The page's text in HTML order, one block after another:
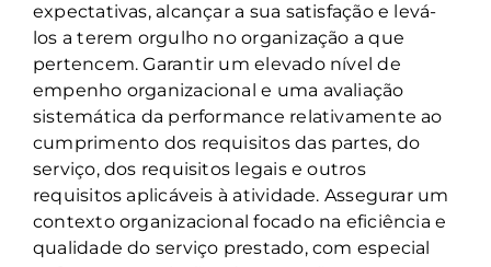
Loja
expectativas, alcançar a sua satisfação e levá-
los a terem orgulho no organização a que
pertencem. Garantir um elevado nível de
empenho organizacional e uma avaliação
sistemática da performance relativamente ao
cumprimento dos requisitos das partes, do
serviço, dos requisitos legais e outros
requisitos aplicáveis à atividade. Assegurar um
contexto organizacional focado na eficiência e
qualidade do serviço prestado, com especial